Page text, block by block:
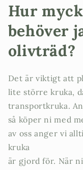
Hur
behöver
olivträd?
Det är viktigt att
lite större kruka,
transportkruka.
så köper ni med
av oss anger vi
kruka
är gjord för. När